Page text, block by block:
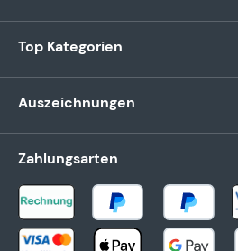
Top Kategorien
Auszeichnungen
Zahlungsarten